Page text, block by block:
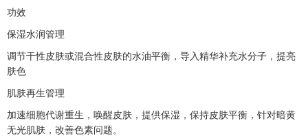
新闻中心
功效
保湿水润管理
调节干性皮肤或混合性皮肤的水油平衡，导入精华补充水分子，提亮
肤色
肌肤再生管理
加速细胞代谢重生，唤醒皮肤，提供保湿，保持皮肤平衡，针对暗黄
无光肌肤，改善色素问题。